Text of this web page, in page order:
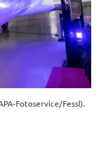
Fotoservice/Fessl).